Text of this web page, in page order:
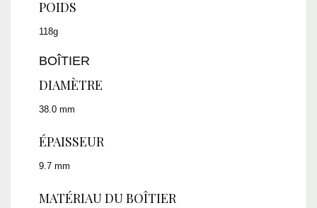
POIDS
118g
BOÎTIER
DIAMÈTRE
38.0 mm
ÉPAISSEUR
9.7 mm
MATÉRIAU DU BOÎTIER